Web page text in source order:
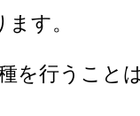
す。
を行うこと